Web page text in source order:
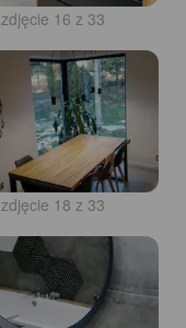
zdjęcie 16 z 33
zdjęcie 18 z 33